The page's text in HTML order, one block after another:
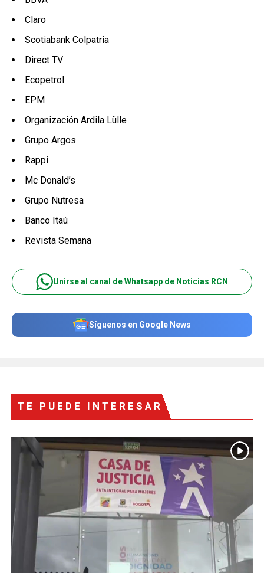
Claro
Scotiabank Colpatria
Direct TV
Ecopetrol
EPM
Organización Ardila Lülle
Grupo Argos
Rappi
Mc Donald’s
Grupo Nutresa
Banco Itaú
Revista Semana
Unirse al canal de Whatsapp de Noticias RCN
Síguenos en Google News
TE PUEDE INTERESAR